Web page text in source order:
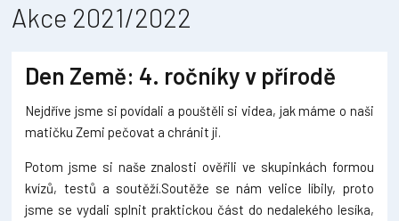
Akce 2021/2022
Den Země: 4. ročníky v přírodě
Nejdříve jsme si povídali a pouštěli si videa, jak máme o naši
matičku Zemi pečovat a chránit ji.
Potom jsme si naše znalosti ověřili ve skupinkách formou
kvízů, testů a soutěží.Soutěže se nám velice líbily, proto
jsme se vydali splnit praktickou část do nedalekého lesíka,